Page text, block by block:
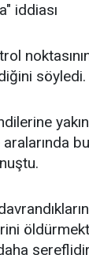
iddiası
söyledi.